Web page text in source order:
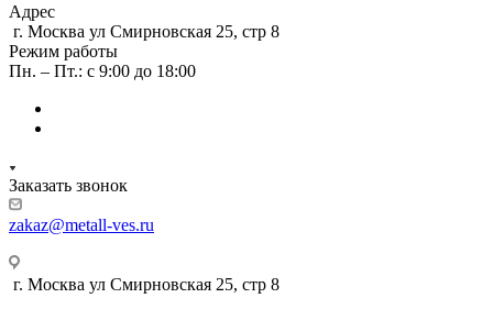
Адрес
г. Москва ул Смирновская 25, стр 8
Режим работы
Пн. – Пт.: с 9:00 до 18:00
Заказать звонок
zakaz@metall-ves.ru
г. Москва ул Смирновская 25, стр 8